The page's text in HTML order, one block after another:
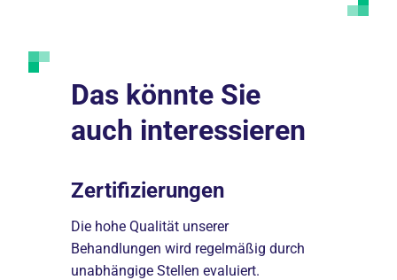
Das könnte Sie
auch interessieren
Zertifizierungen
Die hohe Qualität unserer
Behandlungen wird regelmäßig durch
unabhängige Stellen evaluiert.